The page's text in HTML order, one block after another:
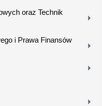
oraz Technik
i Prawa Finansów